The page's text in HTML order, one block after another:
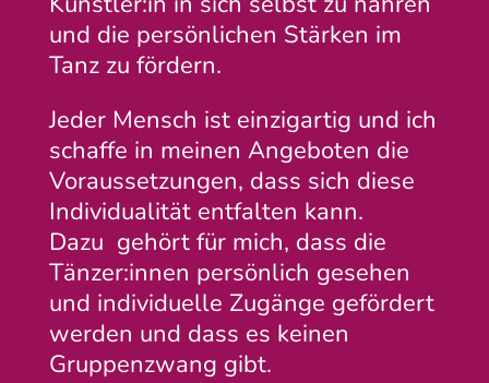
und die persönlichen Stärken im
Tanz zu fördern.
Jeder Mensch ist einzigartig und ich
schaffe in meinen Angeboten die
Voraussetzungen, dass sich diese
Individualität entfalten kann.
Dazu gehört für mich, dass die
Tänzer:innen persönlich gesehen
und individuelle Zugänge gefördert
werden und dass es keinen
Gruppenzwang gibt.